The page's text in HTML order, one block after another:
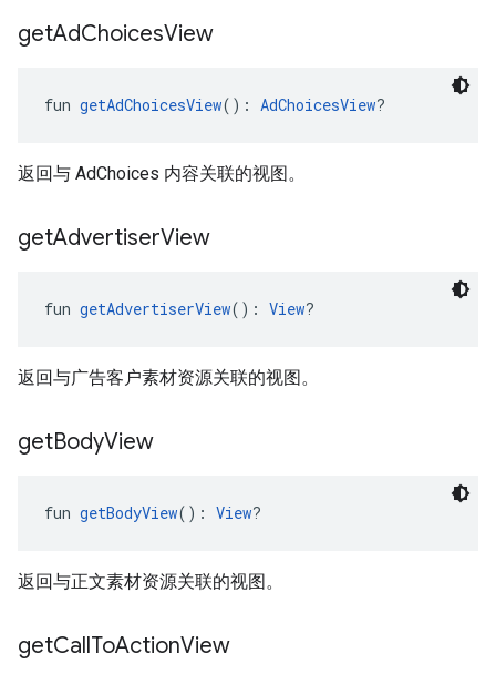
getAdChoicesView
fun getAdChoicesView(): AdChoicesView?
返回与 AdChoices 内容关联的视图。
getAdvertiserView
fun getAdvertiserView(): View?
返回与广告客户素材资源关联的视图。
getBodyView
fun getBodyView(): View?
返回与正文素材资源关联的视图。
getCallToActionView